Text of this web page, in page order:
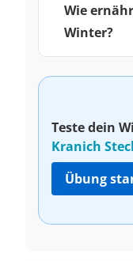
Wie
Winter?
Teste dein
Kranich
Übung